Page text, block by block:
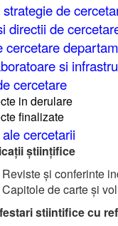
de
directii de
cercetare
si
cercetare
in derulare
finalizate
cercetarii
științifice
Reviste și conferinte
Capitole de carte și
stiintifice cu